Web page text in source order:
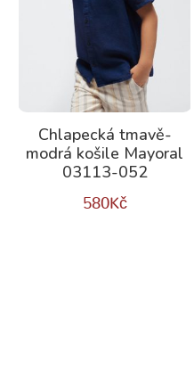
Chlapecká tmavě-
modrá košile Mayoral
03113-052
580Kč